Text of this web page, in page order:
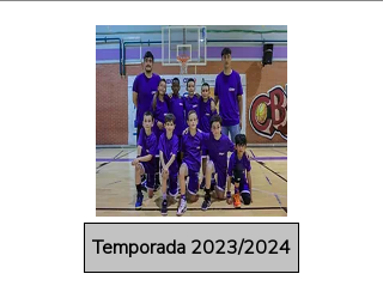
Temporada 2023/2024